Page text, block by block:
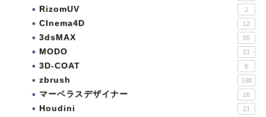
RizomUV 2
CInema4D 12
3dsMAX 55
MODO 21
3D-COAT 6
zbrush 198
マーベラスデザイナー 16
Houdini 21